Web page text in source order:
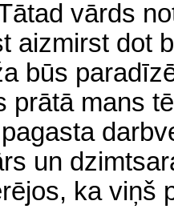
vārds
aizmirst dot
būs
prātā mans
un
ka viņš